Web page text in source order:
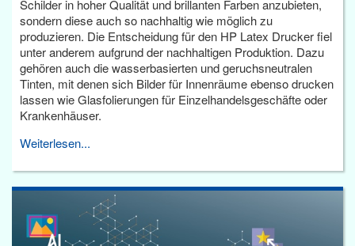
Schilder in hoher Qualität und brillanten Farben anzubieten,
sondern diese auch so nachhaltig wie möglich zu
produzieren. Die Entscheidung für den HP Latex Drucker fiel
unter anderem aufgrund der nachhaltigen Produktion. Dazu
gehören auch die wasserbasierten und geruchsneutralen
Tinten, mit denen sich Bilder für Innenräume ebenso drucken
lassen wie Glasfolierungen für Einzelhandelsgeschäfte oder
Krankenhäuser.
Weiterlesen...